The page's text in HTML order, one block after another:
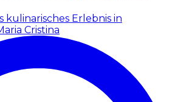
kulinarisches Erlebnis in
Cristina